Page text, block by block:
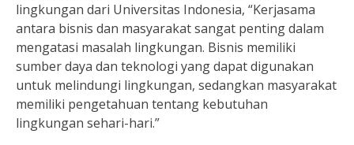
lingkungan dari Universitas Indonesia, “Kerjasama
antara bisnis dan masyarakat sangat penting dalam
mengatasi masalah lingkungan. Bisnis memiliki
sumber daya dan teknologi yang dapat digunakan
untuk melindungi lingkungan, sedangkan masyarakat
memiliki pengetahuan tentang kebutuhan
lingkungan sehari-hari.”